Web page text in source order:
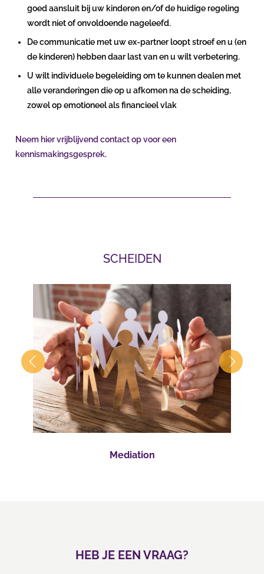
goed aansluit bij uw kinderen en/of de huidige regeling
wordt niet of onvoldoende nageleefd.
De communicatie met uw ex-partner loopt stroef en u (en
de kinderen) hebben daar last van en u wilt verbetering.
U wilt individuele begeleiding om te kunnen dealen met
alle veranderingen die op u afkomen na de scheiding,
zowel op emotioneel als financieel vlak
Neem hier vrijblijvend contact op voor een
kennismakingsgesprek.
SCHEIDEN
Mediation
HEB JE EEN VRAAG?